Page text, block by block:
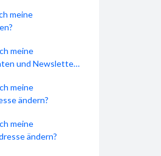
meine
meine
und Newsletter-
meine
ändern?
meine
ändern?